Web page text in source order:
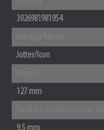
3026981981954
Jotter/Icon
127 mm